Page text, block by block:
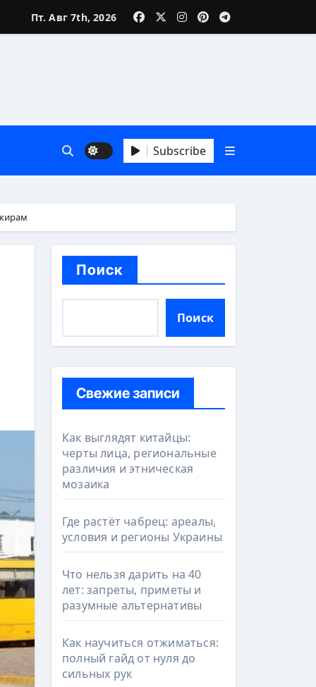
Пт. Авг 7th, 2026
Subscribe
Поиск
Поиск
Свежие записи
Как выглядят китайцы:
черты лица, региональные
различия и этническая
мозаика
Где растёт чабрец: ареалы,
условия и регионы Украины
Что нельзя дарить на 40
лет: запреты, приметы и
разумные альтернативы
Как научиться отжиматься:
полный гайд от нуля до
сильных рук